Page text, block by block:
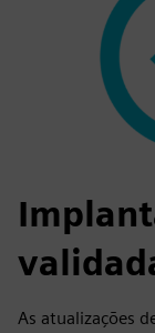
As atualizações